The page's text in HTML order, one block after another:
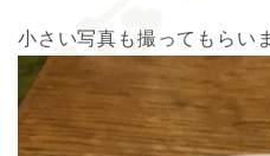
小さい写真も撮ってもらい